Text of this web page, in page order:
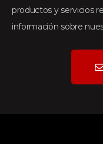
productos y servicios
información sobre